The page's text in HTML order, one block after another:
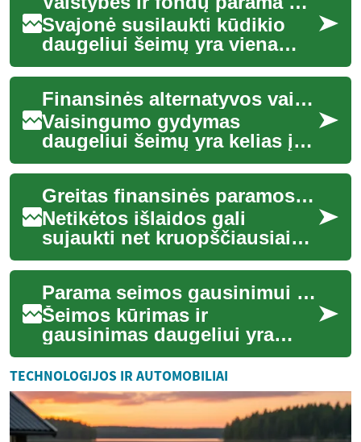
Svajonė susilaukti kūdikio
daugeliui šeimų yra viena
svarbiausių gyvenime, tačiau
susidūrus su vaisingumo
problemomis...
Finansinės alternatyvos vaisingumo terapijai
Vaisingumo gydymas
daugeliui šeimų yra kelias į
svajonės išsipildymą, tačiau
finansinė šio proceso pusė
dažnai tampa ...
Greitas finansinės paramos sprendimas
Netikėtos išlaidos gali
sujaukti net kruopščiausiai
planuojamą biudžetą,
sukeldamos stresą ir
neaiškumą dėl ateities....
Parama seimos gausinimui ir gydymui
Šeimos kūrimas ir
gausinimas daugeliui yra
viena svarbiausių gyvenimo
siekiamybių, tačiau susidūrus
su vaisingumo išš...
TECHNOLOGIJOS IR AUTOMOBILIAI